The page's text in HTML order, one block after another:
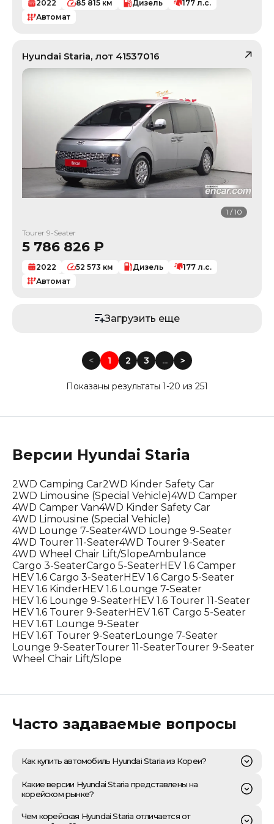
2022 85 815 км Дизель 177 л.с.
Автомат
Hyundai Staria, лот 41537016
1 /10
Tourer 9-Seater
5 786 826 ₽
2022 52 573 км Дизель 177 л.с.
Автомат
Загрузить еще
< 1 2 3 ... <
Показаны результаты 1-20 из 251
Версии Hyundai Staria
2WD Camping Car2WD Kinder Safety Car
2WD Limousine (Special Vehicle)4WD Camper
4WD Camper Van4WD Kinder Safety Car
4WD Limousine (Special Vehicle)
4WD Lounge 7-Seater4WD Lounge 9-Seater
4WD Tourer 11-Seater4WD Tourer 9-Seater
4WD Wheel Chair Lift/SlopeAmbulance
Cargo 3-SeaterCargo 5-SeaterHEV 1.6 Camper
HEV 1.6 Cargo 3-SeaterHEV 1.6 Cargo 5-Seater
HEV 1.6 KinderHEV 1.6 Lounge 7-Seater
HEV 1.6 Lounge 9-SeaterHEV 1.6 Tourer 11-Seater
HEV 1.6 Tourer 9-SeaterHEV 1.6T Cargo 5-Seater
HEV 1.6T Lounge 9-Seater
HEV 1.6T Tourer 9-SeaterLounge 7-Seater
Lounge 9-SeaterTourer 11-SeaterTourer 9-Seater
Wheel Chair Lift/Slope
Часто задаваемые вопросы
Как купить автомобиль Hyundai Staria из Кореи?
Приобретение Hyundai Staria из Южной Кореи – это
оптимизированный внешнеторговый процесс,
области международного автомобильного импорта.
Какие версии Hyundai Staria представлены на
корейском рынке?
Корейский рынок предлагает исключительно широкий
Чем корейская Hyundai Staria отличается от